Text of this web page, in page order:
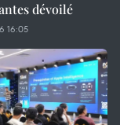
dévoilé
16:05